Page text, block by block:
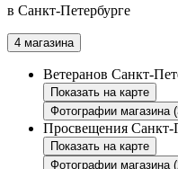
в Санкт-Петербурге
4 магазина
Ветеранов Санкт-
Показать на карте
Фотографии магазина
Просвещения Санкт-
Показать на карте
Фотографии магазина